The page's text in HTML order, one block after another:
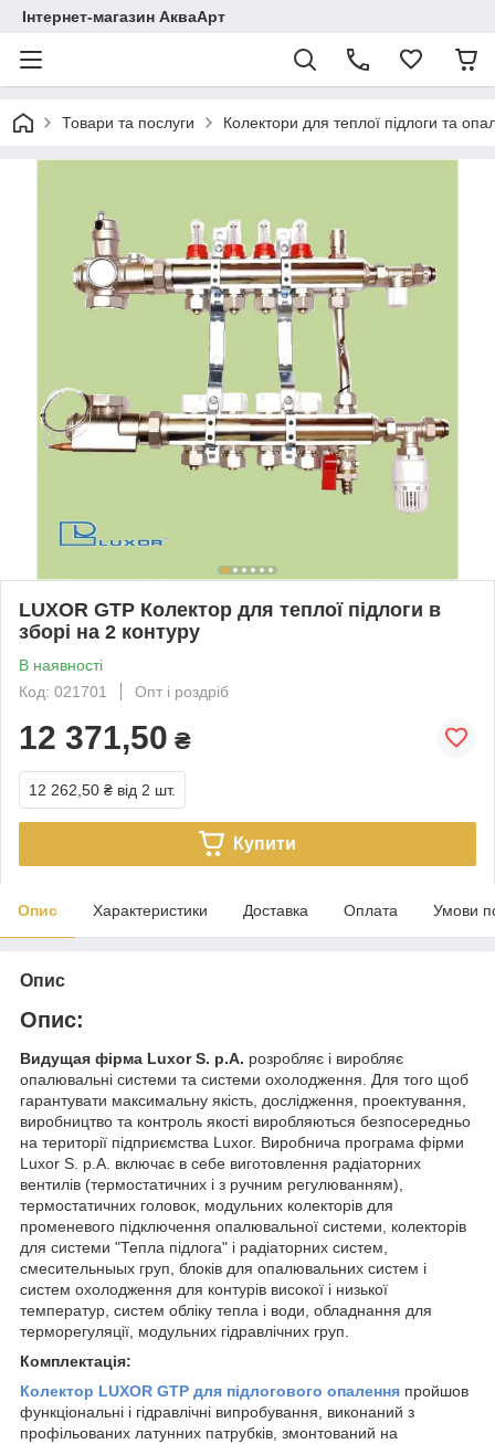
Інтернет-магазин АкваАрт
Товари та послуги Колектори для теплої підлоги та
LUXOR GTP Колектор для теплої підлоги в
зборі на 2 контуру
В наявності
Код: 021701
Опт і роздріб
12 371,50 ₴
12 262,50 ₴ від 2 шт.
Купити
Опис Характеристики Доставка Оплата Умови
Опис
Опис:
Видущая фірма Luxor S. p.A. розробляє і виробляє
опалювальні системи та системи охолодження. Для того щоб
гарантувати максимальну якість, дослідження, проектування,
виробництво та контроль якості виробляються безпосередньо
на території підприємства Luxor. Виробнича програма фірми
Luxor S. p.A. включає в себе виготовлення радіаторних
вентилів (термостатичних і з ручним регулюванням),
термостатичних головок, модульних колекторів для
променевого підключення опалювальної системи, колекторів
для системи "Тепла підлога" і радіаторних систем,
смесительныых груп, блоків для опалювальних систем і
систем охолодження для контурів високої і низької
температур, систем обліку тепла і води, обладнання для
терморегуляції, модульних гідравлічних груп.
Комплектація:
Колектор LUXOR GTP для підлогового опалення пройшов
функціональні і гідравлічні випробування, виконаний з
профільованих латунних патрубків, змонтований на